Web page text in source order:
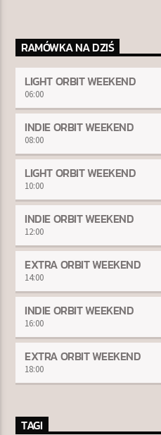
RAMÓWKA NA DZIŚ
LIGHT ORBIT WEEKEND
06:00
INDIE ORBIT WEEKEND
08:00
LIGHT ORBIT WEEKEND
10:00
INDIE ORBIT WEEKEND
12:00
EXTRA ORBIT WEEKEND
14:00
INDIE ORBIT WEEKEND
16:00
EXTRA ORBIT WEEKEND
18:00
TAGI